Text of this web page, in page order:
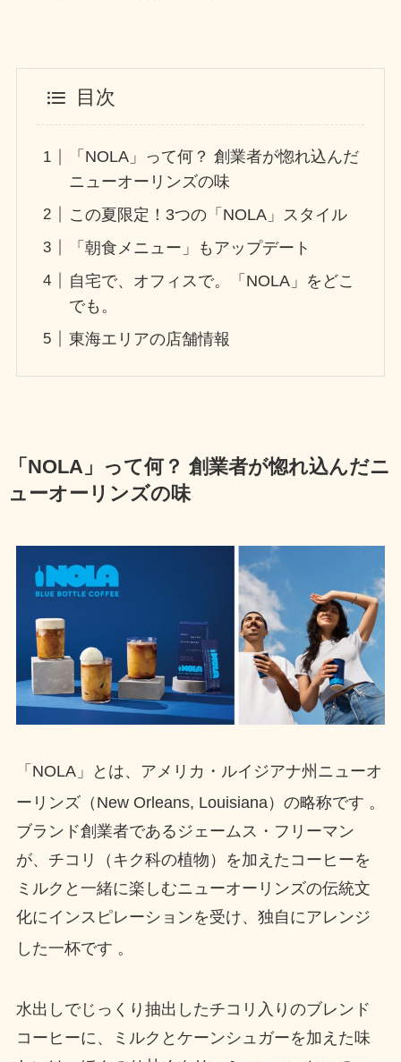
目次
「NOLA」って何？ 創業者が惚れ込んだ
ニューオーリンズの味
この夏限定！3つの「NOLA」スタイル
「朝食メニュー」もアップデート
自宅で、オフィスで。「NOLA」をどこ
でも。
東海エリアの店舗情報
「NOLA」って何？ 創業者が惚れ込んだニ
ューオーリンズの味
「NOLA」とは、アメリカ・ルイジアナ州ニューオ
ーリンズ（New Orleans, Louisiana）の略称です 。
ブランド創業者であるジェームス・フリーマン
が、チコリ（キク科の植物）を加えたコーヒーを
ミルクと一緒に楽しむニューオーリンズの伝統文
化にインスピレーションを受け、独自にアレンジ
した一杯です 。
水出しでじっくり抽出したチコリ入りのブレンド
コーヒーに、ミルクとケーンシュガーを加えた味